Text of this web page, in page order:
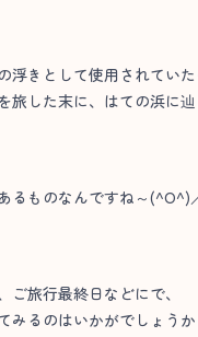
浮きとして使用されていた
旅した末に、はての浜に辿
るものなんですね～(^O^)
ご旅行最終日などにで、
みるのはいかがでしょうか